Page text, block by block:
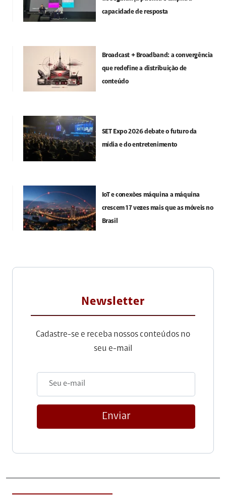
capacidade de resposta
Broadcast + Broadband: a convergência
que redefine a distribuição de
conteúdo
SET Expo 2026 debate o futuro da
mídia e do entretenimento
IoT e conexões máquina a máquina
crescem 17 vezes mais que as móveis no
Brasil
Newsletter
Cadastre-se e receba nossos conteúdos no
seu e-mail
Enviar